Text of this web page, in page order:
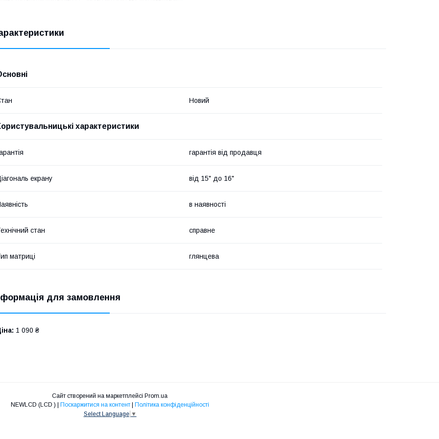
Новий
характеристики
гарантія від продавця
екрану від 15" до 16"
в наявності
стан справне
матриці глянцева
для замовлення
1 090 ₴
Сайт створений на маркетплейсі Prom.ua
NEWLCD (LCD ) | Поскаржитися на контент | Політика конфіденційності
Select Language ▼